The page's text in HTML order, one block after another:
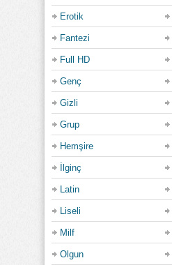
Erotik
Fantezi
Full HD
Genç
Gizli
Grup
Hemşire
İlginç
Latin
Liseli
Milf
Olgun